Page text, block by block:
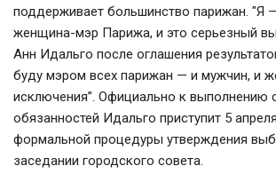
поддерживает большинство парижан. "Я
женщина-мэр Парижа, и это серьезный
Анн Идальго после оглашения
буду мэром всех парижан — и мужчин, и
исключения”. Официально к выполнению
обязанностей Идальго приступит 5
формальной процедуры утверждения
заседании городского совета.